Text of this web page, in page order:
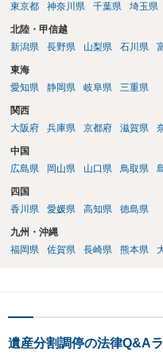
東京都
神奈川県 千葉県 埼玉県
北陸・甲信越
新潟県
長野県 山梨県 石川県
東海
愛知県
静岡県 岐阜県 三重県
関西
大阪府
兵庫県 京都府 滋賀県
中国
広島県
岡山県 山口県 鳥取県
四国
香川県
愛媛県 高知県 徳島県
九州・沖縄
福岡県
佐賀県 長崎県 熊本県
遺産分割調停の法律Q&A